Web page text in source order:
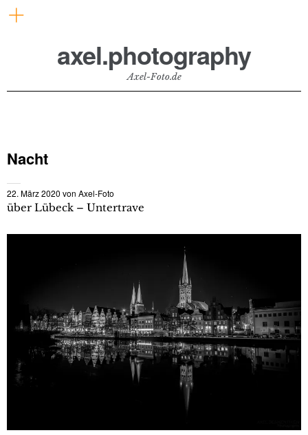
axel.photography
Axel-Foto.de
Nacht
22. März 2020 von Axel-Foto
über Lübeck – Untertrave